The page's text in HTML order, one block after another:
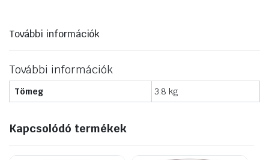
További információk
További információk
Tömeg 3.8 kg
Kapcsolódó termékek